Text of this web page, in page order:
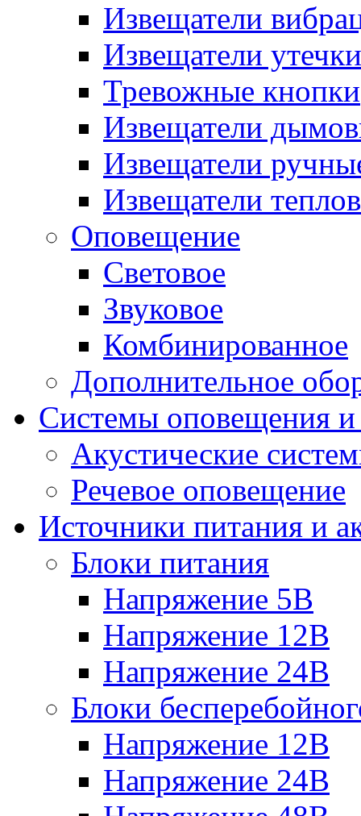
Извещатели
Извещатели утечки
Тревожные кнопки
Извещатели
Извещатели
Извещатели
Оповещение
Световое
Звуковое
Комбинированное
Дополнительное
Системы оповещения и
Акустические
Речевое оповещение
Источники питания и
Блоки питания
Напряжение 5В
Напряжение 12В
Напряжение 24В
Блоки
Напряжение 12В
Напряжение 24В